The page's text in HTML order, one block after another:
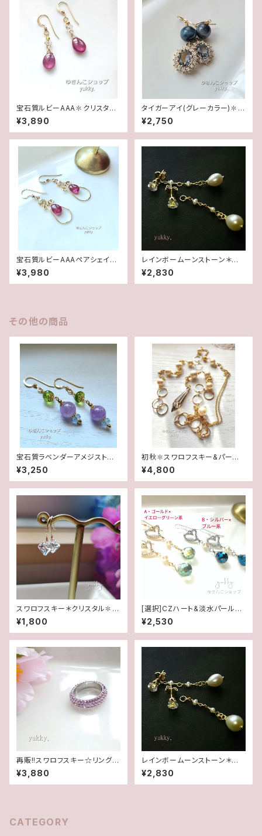
宝石質ルビーAAA✽クリスタル1
4kgfデザインピアス/イヤリング
¥3,890
タイガーアイ(グレーカラー)✽フ
レームガラス14kgfピアス/イヤ
リング
¥2,750
宝石質ルビーAAAペアシェイプ
✽淡水パール14kgfデザインピ
アス/イヤリング
¥3,980
レインボームーンストーン＊淡
水2wayポストピアス14kgf
¥2,830
その他の商品
宝石質ラベンダーアメジスト✽
ペリドット・アクアマリン14kgf
ピアス/イヤリング
¥3,250
初秋✽スワロフスキー&パール
✽Y字ロングネックレス【1点物】
★
¥4,800
スワロフスキー＊クリスタル✽グ
リッターデザインピアス(14Kgf)
¥1,800
[選択]CZハート&淡水パール✽
カットガラス(1ペア)14kgf/SFピ
アスorイヤリング
¥2,530
再販!!スワロフスキー☆リング☆
Lt.アメジスト(11.5号)
¥3,880
レインボームーンストーン＊淡
水2wayポストピアス14kgf
¥2,830
CATEGORY